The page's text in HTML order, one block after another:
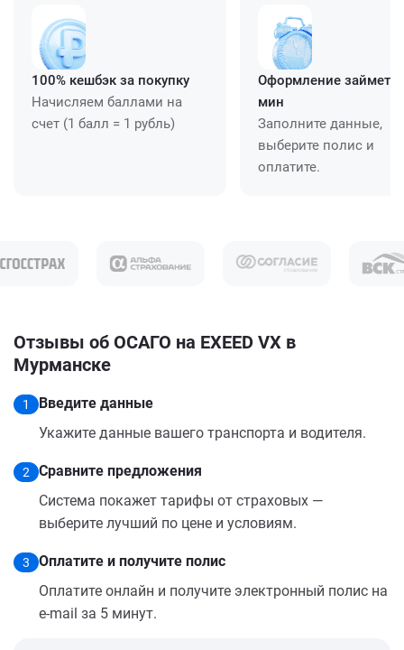
100% кешбэк за покупку
Начисляем баллами на
счет (1 балл = 1 рубль)
Оформление займет
мин
Заполните данные,
выберите полис и
оплатите.
Отзывы об ОСАГО на EXEED VX в
Мурманске
1
Введите данные
Укажите данные вашего транспорта и водителя.
2
Сравните предложения
Система покажет тарифы от страховых —
выберите лучший по цене и условиям.
3
Оплатите и получите полис
Оплатите онлайн и получите электронный полис на
e-mail за 5 минут.